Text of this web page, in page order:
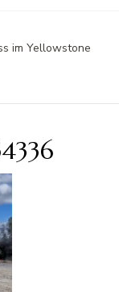
im Yellowstone